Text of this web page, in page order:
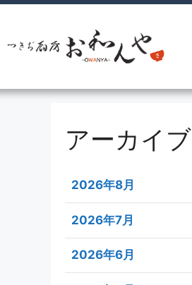
アーカイブ
2026年8月
2026年7月
2026年6月